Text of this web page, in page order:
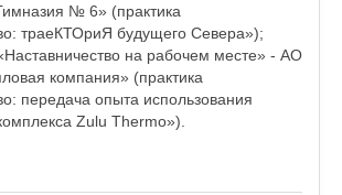
№ 6» (практика
траеКТОриЯ будущего Севера»);
на рабочем месте» - АО
компания» (практика
передача опыта использования
Zulu Thermo»).